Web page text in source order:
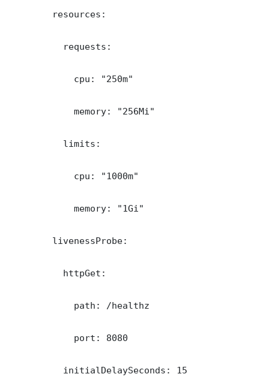
        resources:
          requests:
            cpu: "250m"
            memory: "256Mi"
          limits:
            cpu: "1000m"
            memory: "1Gi"
        livenessProbe:
          httpGet:
            path: /healthz
            port: 8080
          initialDelaySeconds: 15